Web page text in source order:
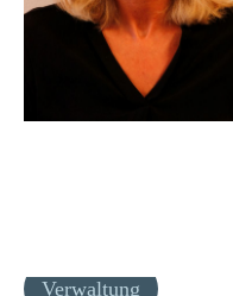
Verwaltung